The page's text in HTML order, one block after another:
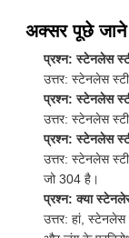
अक्सर पूछे जाने
प्रश्न: स्टेनलेस
उत्तर: स्टेनलेस
प्रश्न: स्टेनलेस
उत्तर: स्टेनलेस
प्रश्न: स्टेनलेस
उत्तर: स्टेनलेस
जो 304 है।
प्रश्न: क्या
उत्तर: हां, स्टेनलेस